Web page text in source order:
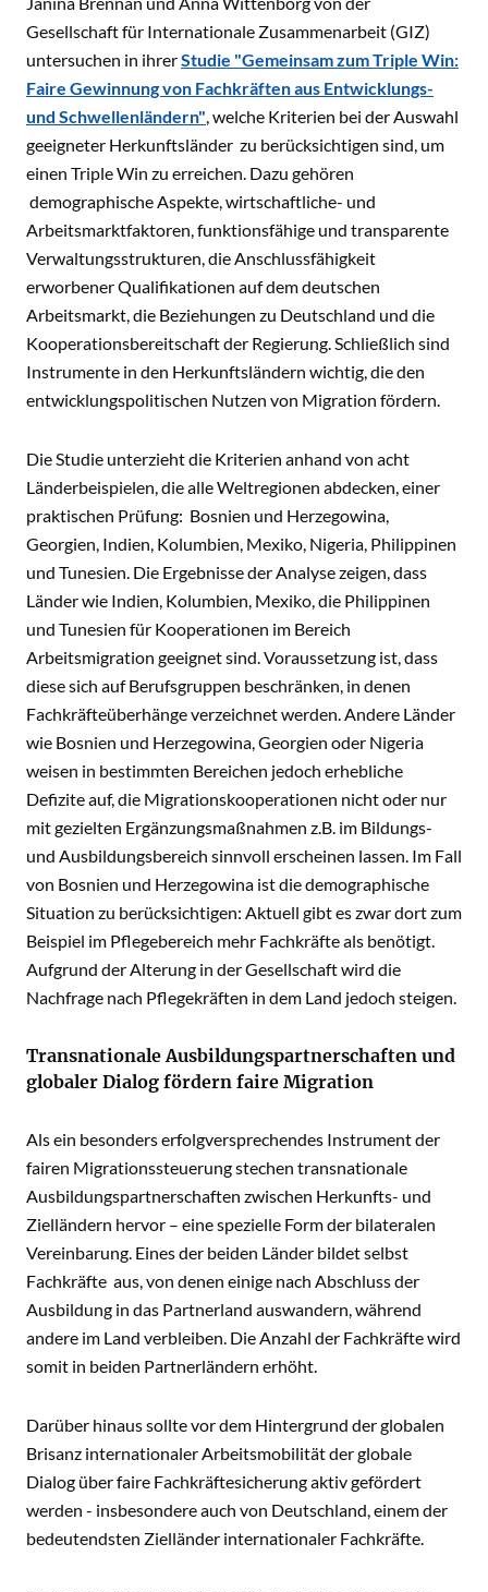
Gesellschaft für Internationale Zusammenarbeit (GIZ)
untersuchen in ihrerStudie "Gemeinsam zum Triple Win:
Faire Gewinnung von Fachkräften aus Entwicklungs-
und Schwellenländern" , welche Kriterien bei der Auswahl
geeigneter Herkunftsländer zu berücksichtigen sind, um
einen Triple Win zu erreichen. Dazu gehören
demographische Aspekte, wirtschaftliche- und
Arbeitsmarktfaktoren, funktionsfähige und transparente
Verwaltungsstrukturen, die Anschlussfähigkeit
erworbener Qualifikationen auf dem deutschen
Arbeitsmarkt, die Beziehungen zu Deutschland und die
Kooperationsbereitschaft der Regierung. Schließlich sind
Instrumente in den Herkunftsländern wichtig, die den
entwicklungspolitischen Nutzen von Migration fördern.
Die Studie unterzieht die Kriterien anhand von acht
Länderbeispielen, die alle Weltregionen abdecken, einer
praktischen Prüfung: Bosnien und Herzegowina,
Georgien, Indien, Kolumbien, Mexiko, Nigeria, Philippinen
und Tunesien. Die Ergebnisse der Analyse zeigen, dass
Länder wie Indien, Kolumbien, Mexiko, die Philippinen
und Tunesien für Kooperationen im Bereich
Arbeitsmigration geeignet sind. Voraussetzung ist, dass
diese sich auf Berufsgruppen beschränken, in denen
Fachkräfteüberhänge verzeichnet werden. Andere Länder
wie Bosnien und Herzegowina, Georgien oder Nigeria
weisen in bestimmten Bereichen jedoch erhebliche
Defizite auf, die Migrationskooperationen nicht oder nur
mit gezielten Ergänzungsmaßnahmen z.B. im Bildungs-
und Ausbildungsbereich sinnvoll erscheinen lassen. Im Fall
von Bosnien und Herzegowina ist die demographische
Situation zu berücksichtigen: Aktuell gibt es zwar dort zum
Beispiel im Pflegebereich mehr Fachkräfte als benötigt.
Aufgrund der Alterung in der Gesellschaft wird die
Nachfrage nach Pflegekräften in dem Land jedoch steigen.
Transnationale Ausbildungspartnerschaften und
globaler Dialog fördern faire Migration
Als ein besonders erfolgversprechendes Instrument der
fairen Migrationssteuerung stechen transnationale
Ausbildungspartnerschaften zwischen Herkunfts- und
Zielländern hervor – eine spezielle Form der bilateralen
Vereinbarung. Eines der beiden Länder bildet selbst
Fachkräfte aus, von denen einige nach Abschluss der
Ausbildung in das Partnerland auswandern, während
andere im Land verbleiben. Die Anzahl der Fachkräfte wird
somit in beiden Partnerländern erhöht.
Darüber hinaus sollte vor dem Hintergrund der globalen
Brisanz internationaler Arbeitsmobilität der globale
Dialog über faire Fachkräftesicherung aktiv gefördert
werden - insbesondere auch von Deutschland, einem der
bedeutendsten Zielländer internationaler Fachkräfte.